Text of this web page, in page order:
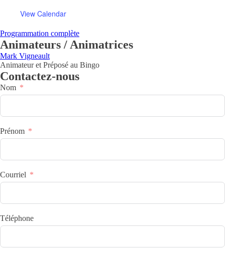
View Calendar
Programmation complète
Animateurs / Animatrices
Mark Vigneault
Animateur et Préposé au Bingo
Contactez-nous
Nom
Prénom
Courriel
Téléphone